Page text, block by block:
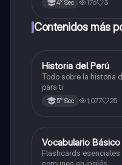
4° Sec 176 3
Contenidos más
Ciencias Sociales
Historia del Perú
Todo sobre la historia
para ti
5° Sec 1,077 25
VInglés
Vocabulario
Flashcards esenciales